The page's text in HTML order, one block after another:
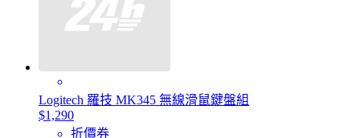
Logitech 羅技 MK345 無線滑鼠鍵盤組
$1,290
折價券